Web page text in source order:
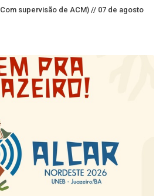
supervisão de ACM) // 07 de agosto